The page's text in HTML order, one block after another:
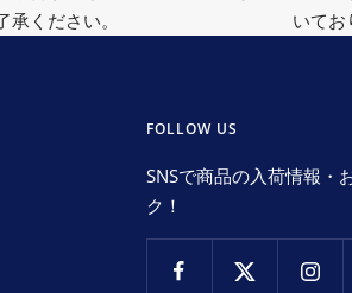
ください。
いてお
FOLLOW US
SNSで商品の入荷情報・
ク！